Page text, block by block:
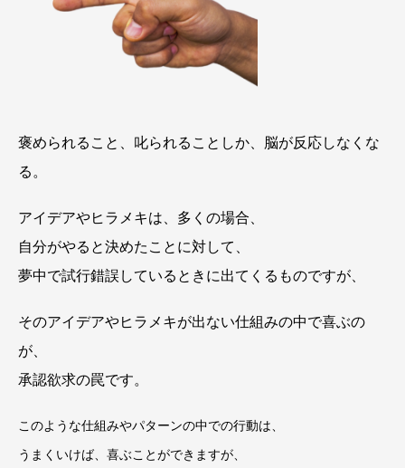
褒められること、叱られることしか、脳が反応しなくな
る。
アイデアやヒラメキは、多くの場合、
自分がやると決めたことに対して、
夢中で試行錯誤しているときに出てくるものですが、
そのアイデアやヒラメキが出ない仕組みの中で喜ぶの
が、
承認欲求の罠です。
このような仕組みやパターンの中での行動は、
うまくいけば、喜ぶことができますが、